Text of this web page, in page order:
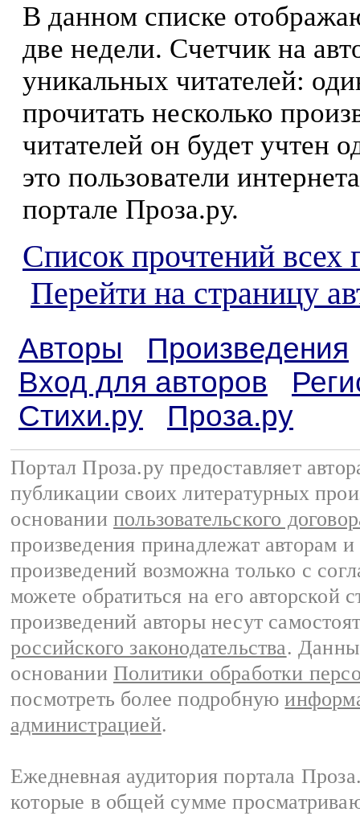
В данном списке
две недели. Счетчик на
уникальных читателей:
прочитать несколько
читателей он будет учтен
это пользователи
портале Проза.ру.
Список прочтений всех
Перейти на страницу
Авторы
Произведения
Вход для авторов
Стихи.ру
Проза.ру
Портал Проза.ру предоставляет
публикации своих литературных
основании пользовательского
произведения принадлежат авторам
произведений возможна только с
можете обратиться на его авторской
произведений авторы несут
российского законодательства.
основании Политики обработки
посмотреть более подробную
администрацией.
Ежедневная аудитория портала
которые в общей сумме